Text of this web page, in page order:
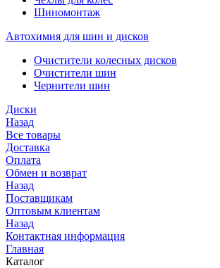
Шиномонтаж
Автохимия для шин и дисков
Очистители колесных дисков
Очистители шин
Чернители шин
Диски
Назад
Все товары
Доставка
Оплата
Обмен и возврат
Назад
Поставщикам
Оптовым клиентам
Назад
Контактная информация
Главная
Каталог